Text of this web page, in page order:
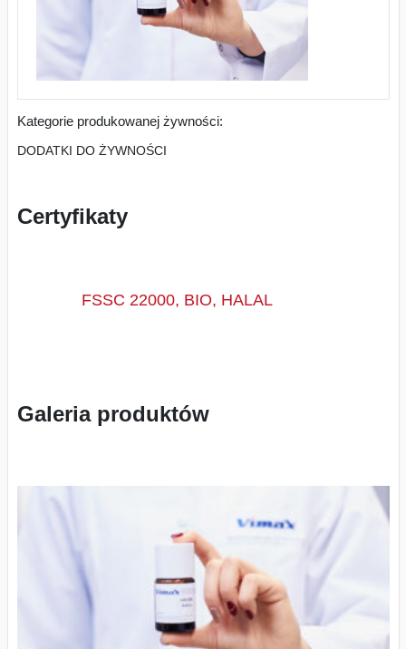
Kategorie produkowanej żywności:
DODATKI DO ŻYWNOŚCI
Certyfikaty
FSSC 22000, BIO, HALAL
Galeria produktów